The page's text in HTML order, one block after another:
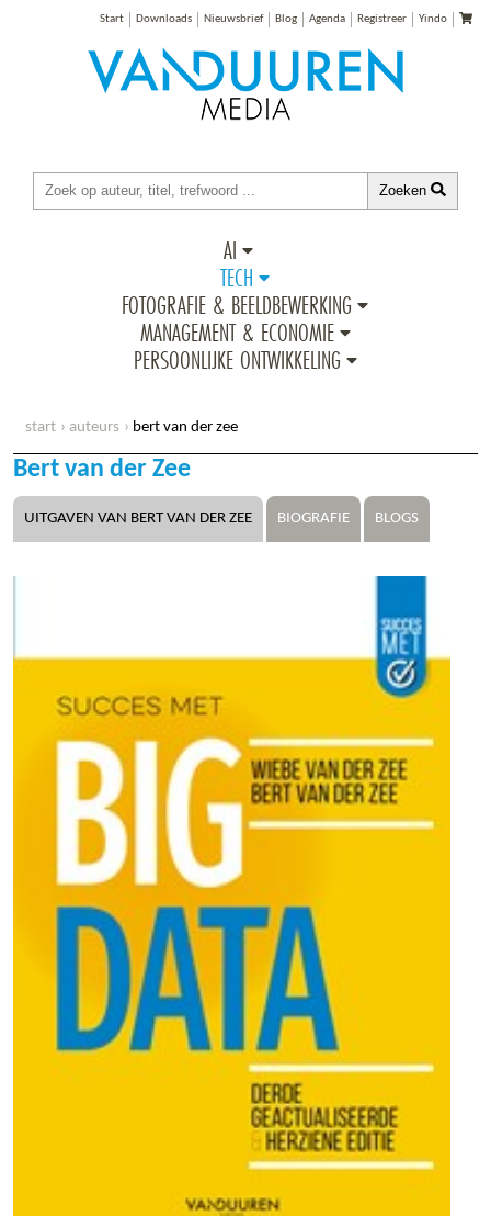
Start Downloads Nieuwsbrief Blog Agenda Registreer Yindo
Zoeken
AI
TECH
FOTOGRAFIE & BEELDBEWERKING
MANAGEMENT & ECONOMIE
PERSOONLIJKE ONTWIKKELING
start auteurs bert van der zee
Bert van der Zee
UITGAVEN VAN BERT VAN DER ZEE BIOGRAFIE BLOGS